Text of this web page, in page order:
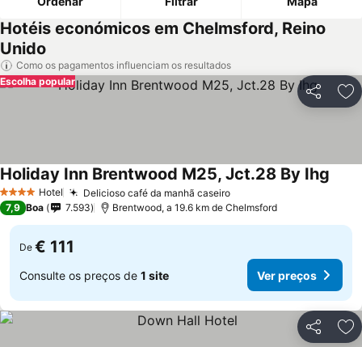
Hotéis económicos em Chelmsford, Reino
Unido
Como os pagamentos influenciam os resultados
Partilhar
Escolha popular
4 EstrelasHotel Delicioso café da manhã caseiro
Holiday Inn Brentwood M25, Jct.28 By Ihg
7,9 Boa 7.593 Brentwood, a 19.6 km de Chelmsford
De € 111
Consulte os preços de 1 site Ver preços
Partilhar